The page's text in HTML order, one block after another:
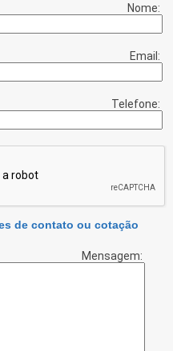
Nome:
Email:
Telefone:
de contato ou cotação
Mensagem: